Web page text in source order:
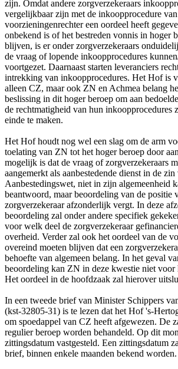
zijn. Omdat andere zorgverzekeraars
vergelijkbaar zijn met de inkoopprocedure
voorzieningenrechter een oordeel heeft
onbekend is of het bestreden vonnis in hoger
blijven, is er onder zorgverzekeraars
de vraag of lopende inkoopprocedures
voortgezet. Daarnaast starten leveranciers
intrekking van inkoopprocedures. Het Hof is
alleen CZ, maar ook ZN en Achmea belang
beslissing in dit hoger beroep om aan
de rechtmatigheid van hun inkoopprocedures
einde te maken.
Het Hof houdt nog wel een slag om de arm
toelating van ZN tot het hoger beroep door
mogelijk is dat de vraag of zorgverzekeraars
aangemerkt als aanbestedende dienst in de
Aanbestedingswet, niet in zijn algemeenheid
beantwoord, maar beoordeling van de positie
zorgverzekeraar afzonderlijk vergt. In deze
beoordeling zal onder andere specifiek
voor welk deel de zorgverzekeraar
overheid. Verder zal ook het oordeel van de
overeind moeten blijven dat een
behoefte van algemeen belang. In het geval
beoordeling kan ZN in deze kwestie niet voor
Het oordeel in de hoofdzaak zal hierover
In een tweede brief van Minister Schippers
(kst-32805-31) is te lezen dat het Hof 's-
om spoedappel van CZ heeft afgewezen. De
regulier beroep worden behandeld. Op dit
zittingsdatum vastgesteld. Een zittingsdatum
brief, binnen enkele maanden bekend worden.